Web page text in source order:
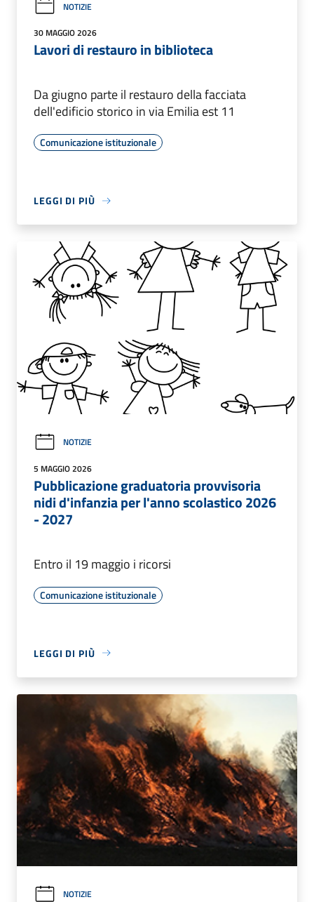
NOTIZIE
30 MAGGIO 2026
Lavori di restauro in biblioteca
Da giugno parte il restauro della facciata
dell'edificio storico in via Emilia est 11
Comunicazione istituzionale
LEGGI DI PIÙ
NOTIZIE
5 MAGGIO 2026
Pubblicazione graduatoria provvisoria
nidi d'infanzia per l'anno scolastico 2026
- 2027
Entro il 19 maggio i ricorsi
Comunicazione istituzionale
LEGGI DI PIÙ
NOTIZIE